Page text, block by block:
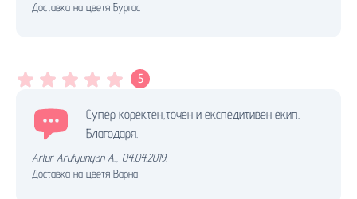
Доставка на цветя Бургас
5
Супер коректен,точен и експедитивен екип.
Благодаря.
Artur Arutyunyan A.
04.04.2019.
Доставка на цветя Варна